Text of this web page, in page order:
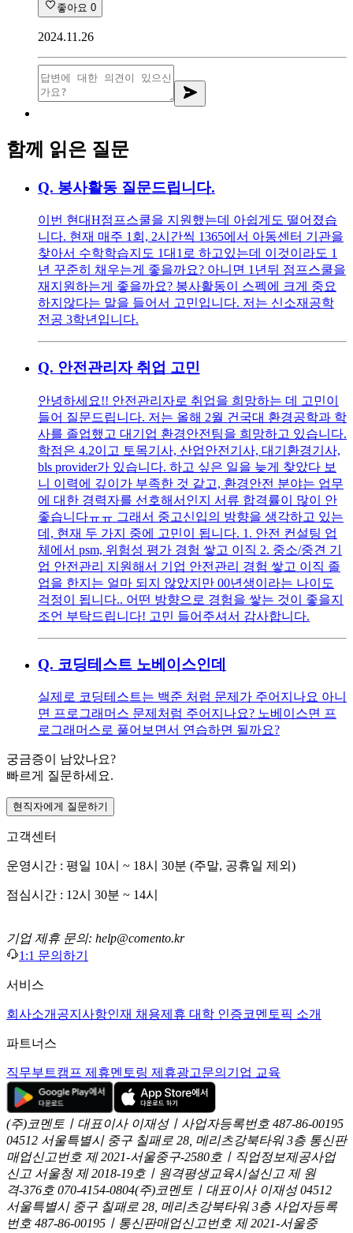
좋아요 0
2024.11.26
함께 읽은 질문
Q. 봉사활동 질문드립니다.
이번 현대H점프스쿨을 지원했는데 아쉽게도 떨어졌습
니다. 현재 매주 1회, 2시간씩 1365에서 아동센터 기관을
찾아서 수학학습지도 1대1로 하고있는데 이것이라도 1
년 꾸준히 채우는게 좋을까요? 아니면 1년뒤 점프스쿨을
재지원하는게 좋을까요? 봉사활동이 스펙에 크게 중요
하지않다는 말을 들어서 고민입니다. 저는 신소재공학
전공 3학년입니다.
Q. 안전관리자 취업 고민
안녕하세요!! 안전관리자로 취업을 희망하는 데 고민이
들어 질문드립니다. 저는 올해 2월 건국대 환경공학과 학
사를 졸업했고 대기업 환경안전팀을 희망하고 있습니다.
학점은 4.2이고 토목기사, 산업안전기사, 대기환경기사,
bls provider가 있습니다. 하고 싶은 일을 늦게 찾았다 보
니 이력에 깊이가 부족한 것 같고, 환경안전 분야는 업무
에 대한 경력자를 선호해서인지 서류 합격률이 많이 안
좋습니다ㅠㅠ 그래서 중고신입의 방향을 생각하고 있는
데, 현재 두 가지 중에 고민이 됩니다. 1. 안전 컨설팅 업
체에서 psm, 위험성 평가 경험 쌓고 이직 2. 중소/중견 기
업 안전관리 지원해서 기업 안전관리 경험 쌓고 이직 졸
업을 한지는 얼마 되지 않았지만 00년생이라는 나이도
걱정이 됩니다.. 어떤 방향으로 경험을 쌓는 것이 좋을지
조언 부탁드립니다! 고민 들어주셔서 감사합니다.
Q. 코딩테스트 노베이스인데
실제로 코딩테스트는 백준 처럼 문제가 주어지나요 아니
면 프로그래머스 문제처럼 주어지나요? 노베이스면 프
로그래머스로 풀어보면서 연습하면 될까요?
궁금증이 남았나요?
빠르게 질문하세요.
현직자에게 질문하기
고객센터
운영시간 : 평일 10시 ~ 18시 30분 (주말, 공휴일 제외)
점심시간 : 12시 30분 ~ 14시
기업 제휴 문의: help@comento.kr
1:1 문의하기
서비스
회사소개 공지사항인재 채용제휴 대학 인증코멘토픽 소개
파트너스
직무부트캠프 제휴멘토링 제휴광고문의 기업 교육
(주)코멘토ㅣ대표이사 이재성ㅣ사업자등록번호 487-86-00195
04512 서울특별시 중구 칠패로 28, 메리츠강북타워 3층 통신판
매업신고번호 제 2021-서울중구-2580호ㅣ직업정보제공사업
신고 서울청 제 2018-19호ㅣ원격평생교육시설신고 제 원
격-376호 070-4154-0804(주)코멘토ㅣ대표이사 이재성 04512
서울특별시 중구 칠패로 28, 메리츠강북타워 3층 사업자등록
번호 487-86-00195ㅣ통신판매업신고번호 제 2021-서울중